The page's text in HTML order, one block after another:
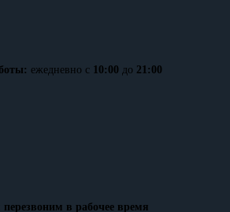
ежедневно с 10:00 до 21:00
в рабочее время